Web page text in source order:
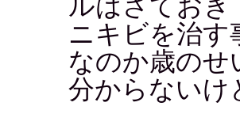
ルはさておき
ニキビを治す
なのか歳のせ
分からないけ